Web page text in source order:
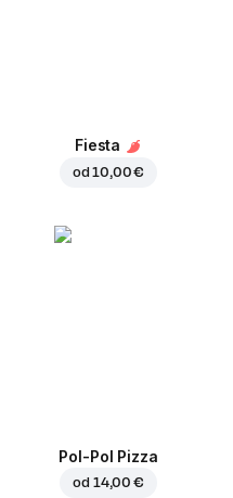
Fiesta
od10,00 €
Pol-Pol Pizza
od 14,00 €